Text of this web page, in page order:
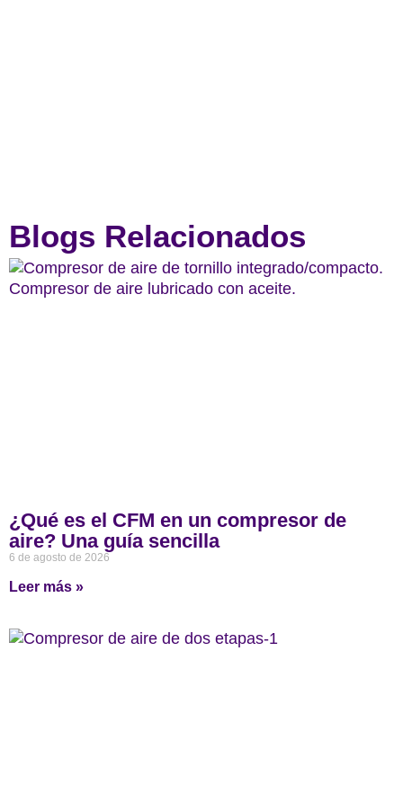
Blogs Relacionados
¿Qué es el CFM en un compresor de
aire? Una guía sencilla
6 de agosto de 2026
Leer más »